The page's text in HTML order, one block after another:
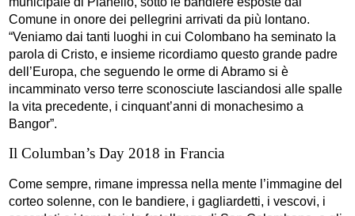
Comune in onore dei pellegrini arrivati da più lontano.
“Veniamo dai tanti luoghi in cui Colombano ha seminato la
parola di Cristo, e insieme ricordiamo questo grande padre
dell’Europa, che seguendo le orme di Abramo si è
incamminato verso terre sconosciute lasciandosi alle spalle
la vita precedente, i cinquant’anni di monachesimo a
Bangor”.
Il Columban’s Day 2018 in Francia
Come sempre, rimane impressa nella mente l’immagine del
corteo solenne, con le bandiere, i gagliardetti, i vescovi, i